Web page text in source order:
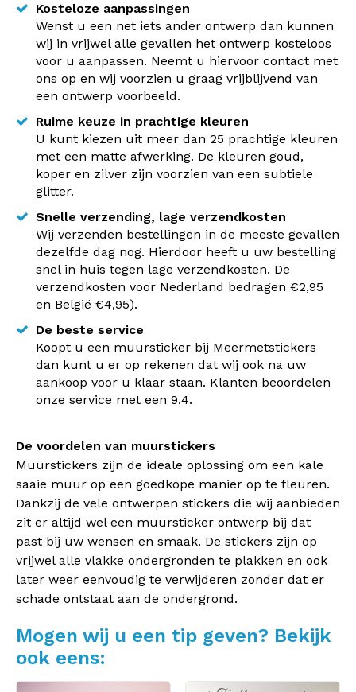
Kosteloze aanpassingen
Wenst u een net iets ander ontwerp dan kunnen
wij in vrijwel alle gevallen het ontwerp kosteloos
voor u aanpassen. Neemt u hiervoor contact met
ons op en wij voorzien u graag vrijblijvend van
een ontwerp voorbeeld.
Ruime keuze in prachtige kleuren
U kunt kiezen uit meer dan 25 prachtige kleuren
met een matte afwerking. De kleuren goud,
koper en zilver zijn voorzien van een subtiele
glitter.
Snelle verzending, lage verzendkosten
Wij verzenden bestellingen in de meeste gevallen
dezelfde dag nog. Hierdoor heeft u uw bestelling
snel in huis tegen lage verzendkosten. De
verzendkosten voor Nederland bedragen €2,95
en België €4,95).
De beste service
Koopt u een muursticker bij Meermetstickers
dan kunt u er op rekenen dat wij ook na uw
aankoop voor u klaar staan. Klanten beoordelen
onze service met een 9.4.
De voordelen van muurstickers
Muurstickers zijn de ideale oplossing om een kale
saaie muur op een goedkope manier op te fleuren.
Dankzij de vele ontwerpen stickers die wij aanbieden
zit er altijd wel een muursticker ontwerp bij dat
past bij uw wensen en smaak. De stickers zijn op
vrijwel alle vlakke ondergronden te plakken en ook
later weer eenvoudig te verwijderen zonder dat er
schade ontstaat aan de ondergrond.
Mogen wij u een tip geven? Bekijk
ook eens: